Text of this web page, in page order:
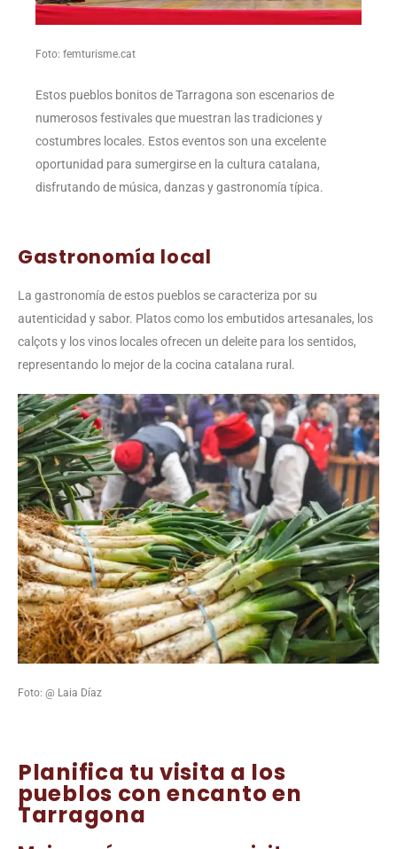
Foto: femturisme.cat
Estos pueblos bonitos de Tarragona son escenarios de
numerosos festivales que muestran las tradiciones y
costumbres locales. Estos eventos son una excelente
oportunidad para sumergirse en la cultura catalana,
disfrutando de música, danzas y gastronomía típica.
Gastronomía local
La gastronomía de estos pueblos se caracteriza por su
autenticidad y sabor. Platos como los embutidos artesanales, los
calçots y los vinos locales ofrecen un deleite para los sentidos,
representando lo mejor de la cocina catalana rural.
Foto: @ Laia Díaz
Planifica tu visita a los
pueblos con encanto en
Tarragona